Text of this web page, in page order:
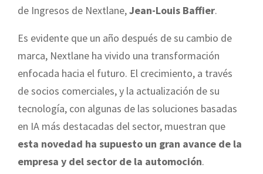
de Ingresos de Nextlane,Jean-Louis Baffier.
Es evidente que un año después de su cambio de
marca, Nextlane ha vivido una transformación
enfocada hacia el futuro. El crecimiento, a través
de socios comerciales, y la actualización de su
tecnología, con algunas de las soluciones basadas
en IA más destacadas del sector, muestran que
esta novedad ha supuesto un gran avance de la
empresa y del sector de la automoción.